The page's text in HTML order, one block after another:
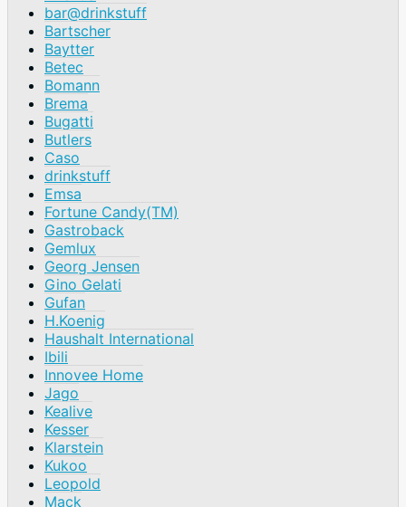
bar@drinkstuff
Bartscher
Baytter
Betec
Bomann
Brema
Bugatti
Butlers
Caso
drinkstuff
Emsa
Fortune Candy(TM)
Gastroback
Gemlux
Georg Jensen
Gino Gelati
Gufan
H.Koenig
Haushalt International
Ibili
Innovee Home
Jago
Kealive
Kesser
Klarstein
Kukoo
Leopold
Mack